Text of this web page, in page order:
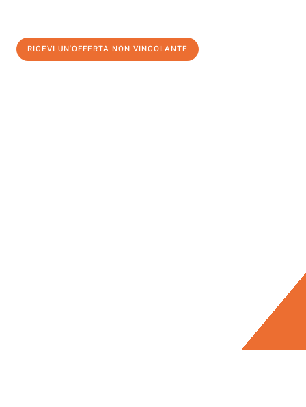
RICEVI UN'OFFERTA NON VINCOLANTE